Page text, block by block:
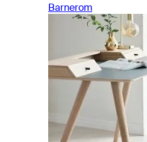
Barnerom